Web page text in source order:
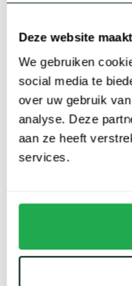
Deze website
We gebruiken
social media te
over uw gebruik
analyse. Deze
aan ze heeft
services.
fijne, lichaamsvolgende
voor u! We zien effen,
gewaagde prints in
Het
Geïnspireerd door
zorgvuldige zoektocht
Duitsland en unieke